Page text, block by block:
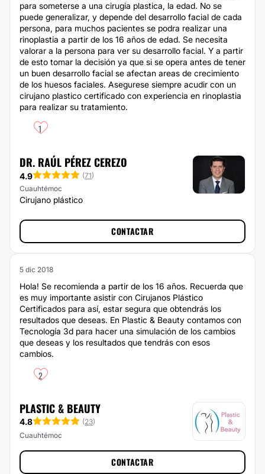
para someterse a una cirugia plastica, la edad. No se
puede generalizar, y depende del desarrollo facial de cada
persona, para muchos pacientes se podra realizar una
rinoplastia a partir de los 16 años de edad. Se necesita
valorar a la persona para ver su desarrollo facial. Y a partir
de esto tomar la decisión ya que si se opera antes de tener
un buen desarrollo facial se afectan areas de crecimiento
de los huesos faciales. Asegurese siempre acudir con un
cirujano plastico certificado con experiencia en rinoplastia
para realizar su tratamiento.
1
DR. RAÚL PÉREZ CEREZO
4.9 (71)
Cuauhtémoc
Cirujano plástico
CONTACTAR
5 dic 2018
Hola! Se recomienda a partir de los 16 años. Recuerda que
es muy importante asistir con Cirujanos Plástico
Certificados para así, estar segura que obtendrás los
resultados que deseas. En Plastic & Beauty contamos con
Tecnología 3d para hacer una simulación de los cambios
que deseas y los resultados que tendrás con esos
cambios.
2
PLASTIC & BEAUTY
4.8 (23)
Cuauhtémoc
CONTACTAR